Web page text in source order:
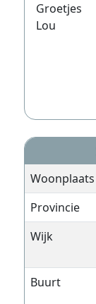
Groetjes
Lou
Woonplaats
Provincie
Wijk
Buurt